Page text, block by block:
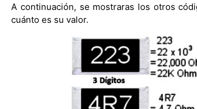
A continuación, se mostraras los otros
cuánto es su valor.